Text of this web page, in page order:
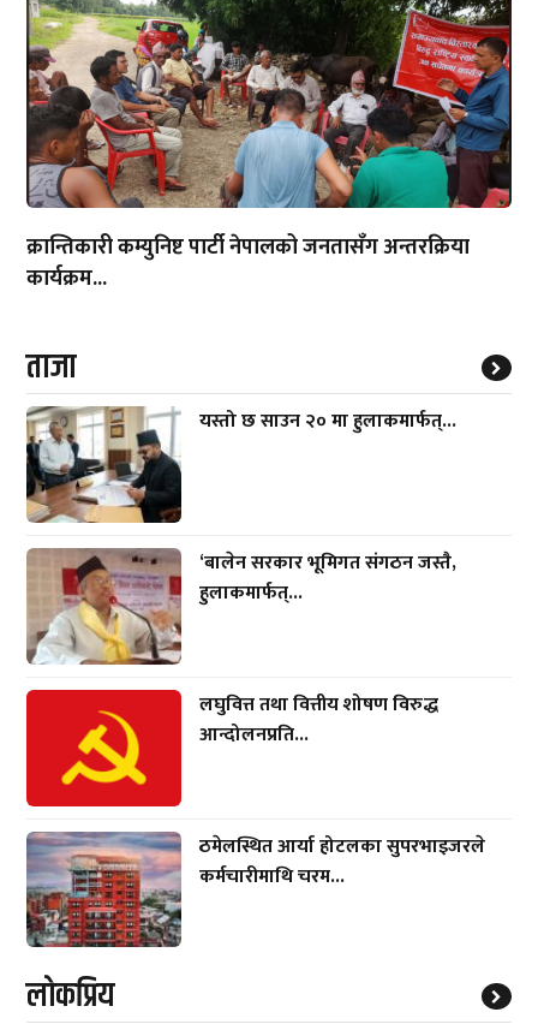
क्रान्तिकारी कम्युनिष्ट पार्टी नेपालको जनतासँग अन्तरक्रिया
कार्यक्रम...
ताजा
यस्तो छ साउन २० मा हुलाकमार्फत्...
‘बालेन सरकार भूमिगत संगठन जस्तै,
हुलाकमार्फत्...
लघुवित्त तथा वित्तीय शोषण विरुद्ध
आन्दोलनप्रति...
ठमेलस्थित आर्या होटलका सुपरभाइजरले
कर्मचारीमाथि चरम...
लाेकप्रिय